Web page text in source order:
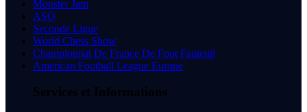
Monster Jam
ASO
Seconde Ligue
World Chess Show
Championnat De France De Foot Fauteuil
American Football League Europe
Services et Informations